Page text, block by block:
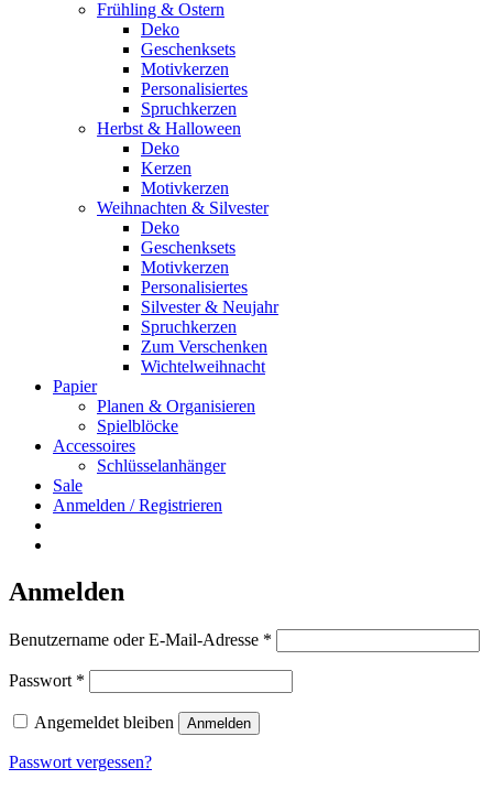
Frühling & Ostern
Deko
Geschenksets
Motivkerzen
Personalisiertes
Spruchkerzen
Herbst & Halloween
Deko
Kerzen
Motivkerzen
Weihnachten & Silvester
Deko
Geschenksets
Motivkerzen
Personalisiertes
Silvester & Neujahr
Spruchkerzen
Zum Verschenken
Wichtelweihnacht
Papier
Planen & Organisieren
Spielblöcke
Accessoires
Schlüsselanhänger
Sale
Anmelden / Registrieren
Anmelden
Benutzername oder E-Mail-Adresse *
Passwort *
Angemeldet bleiben Anmelden
Passwort vergessen?